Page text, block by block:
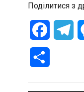
Поділитися з
Facebook